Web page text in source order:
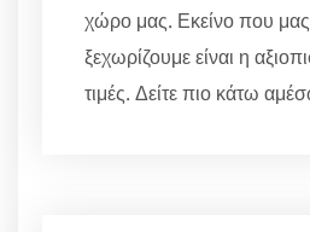
χώρο μας. Εκείνο που μας
ξεχωρίζουμε είναι η
τιμές. Δείτε πιο κάτω